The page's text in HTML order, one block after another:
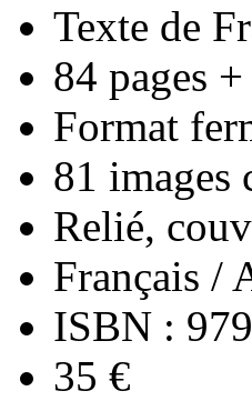
Texte de
84 pages
Format
81 images
Relié,
Français /
ISBN :
35 €